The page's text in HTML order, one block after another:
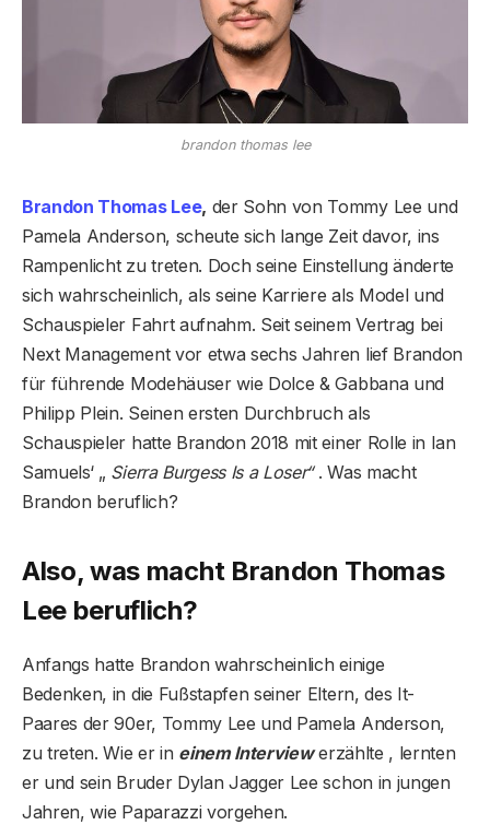
brandon thomas lee
Brandon Thomas Lee, der Sohn von Tommy Lee und
Pamela Anderson, scheute sich lange Zeit davor, ins
Rampenlicht zu treten. Doch seine Einstellung änderte
sich wahrscheinlich, als seine Karriere als Model und
Schauspieler Fahrt aufnahm. Seit seinem Vertrag bei
Next Management vor etwa sechs Jahren lief Brandon
für führende Modehäuser wie Dolce & Gabbana und
Philipp Plein. Seinen ersten Durchbruch als
Schauspieler hatte Brandon 2018 mit einer Rolle in Ian
Samuels‘ „ Sierra Burgess Is a Loser“. Was macht
Brandon beruflich?
Also, was macht Brandon Thomas
Lee beruflich?
Anfangs hatte Brandon wahrscheinlich einige
Bedenken, in die Fußstapfen seiner Eltern, des It-
Paares der 90er, Tommy Lee und Pamela Anderson,
zu treten. Wie er in einem Interviewerzählte , lernten
er und sein Bruder Dylan Jagger Lee schon in jungen
Jahren, wie Paparazzi vorgehen.